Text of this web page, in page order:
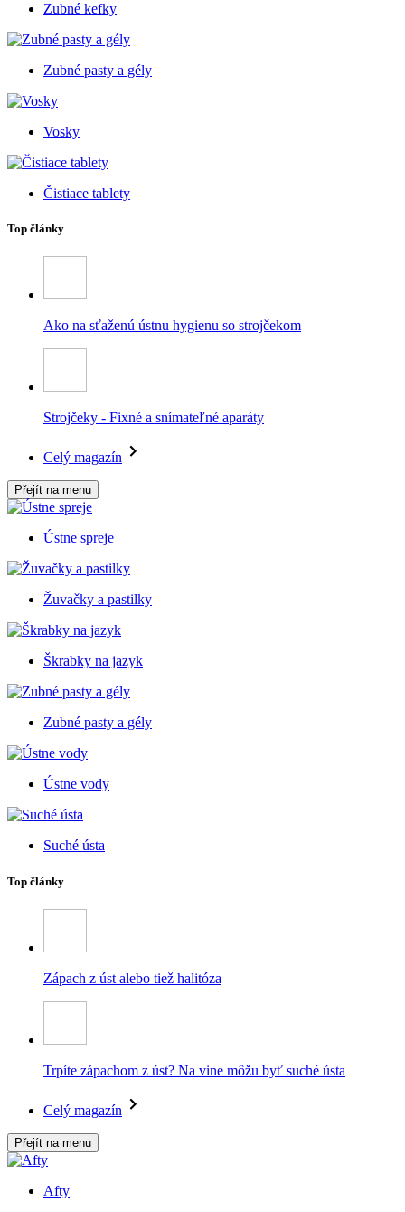
Zubné kefky
Zubné pasty a gély
Vosky
Čistiace tablety
Top články
Ako na sťaženú ústnu hygienu so strojčekom
Strojčeky - Fixné a snímateľné aparáty
Celý magazín
Přejít na menu
Ústne spreje
Žuvačky a pastilky
Škrabky na jazyk
Zubné pasty a gély
Ústne vody
Suché ústa
Top články
Zápach z úst alebo tiež halitóza
Trpíte zápachom z úst? Na vine môžu byť suché ústa
Celý magazín
Přejít na menu
Afty